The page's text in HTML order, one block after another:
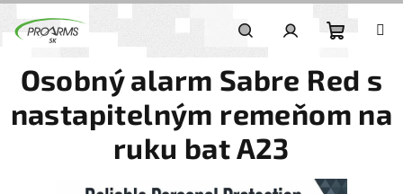
Hľadať
Osobný alarm Sabre Red s
nastapitelným remeňom na
ruku bat A23